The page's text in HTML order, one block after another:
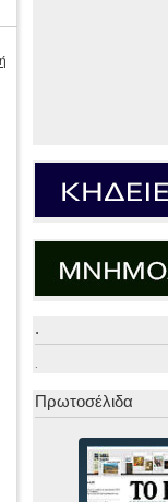
.
.
Πρωτοσέλιδα